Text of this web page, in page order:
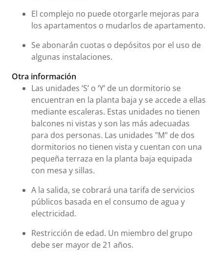
El complejo no puede otorgarle mejoras para
los apartamentos o mudarlos de apartamento.
Se abonarán cuotas o depósitos por el uso de
algunas instalaciones.
Otra información
Las unidades ‘S’ o ‘Y’ de un dormitorio se
encuentran en la planta baja y se accede a ellas
mediante escaleras. Estas unidades no tienen
balcones ni vistas y son las más adecuadas
para dos personas. Las unidades "M" de dos
dormitorios no tienen vista y cuentan con una
pequeña terraza en la planta baja equipada
con mesa y sillas.
A la salida, se cobrará una tarifa de servicios
públicos basada en el consumo de agua y
electricidad.
Restricción de edad. Un miembro del grupo
debe ser mayor de 21 años.